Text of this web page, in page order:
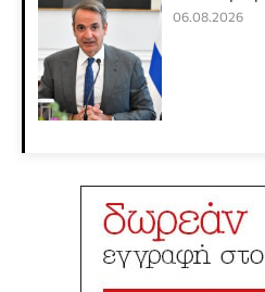
06.08.2026